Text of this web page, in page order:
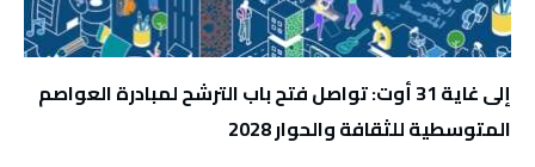
إلى غاية 31 أوت: تواصل فتح باب الترشح لمبادرة العواصم
المتوسطية للثقافة والحوار 2028